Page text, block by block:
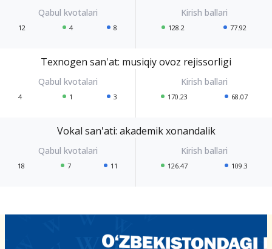
12 4 8 128.2 77.92
Texnogen san'at: musiqiy ovoz rejissorligi
4 1 3 170.23 68.07
Vokal san'ati: akademik xonandalik
18 7 11 126.47 109.3